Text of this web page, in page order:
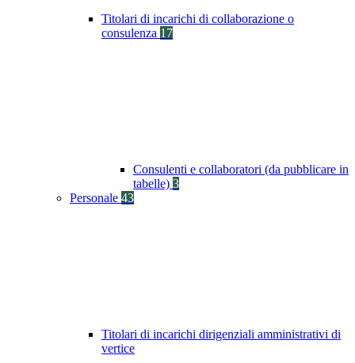
Titolari di incarichi di collaborazione o
consulenza 17
Consulenti e collaboratori (da pubblicare in
tabelle) 3
Personale 43
Titolari di incarichi dirigenziali amministrativi di
vertice